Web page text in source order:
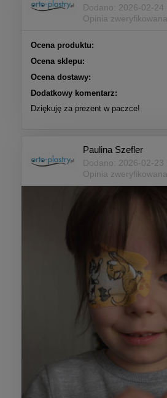
Dodano: 2026-02-24
Opinia zweryfikowana
Ocena produktu:
Ocena sklepu:
Ocena dostawy:
Dodatkowy komentarz:
Dziękuję za prezent w paczce!
Paulina Szefler
Dodano: 2026-02-23
Opinia zweryfikowana